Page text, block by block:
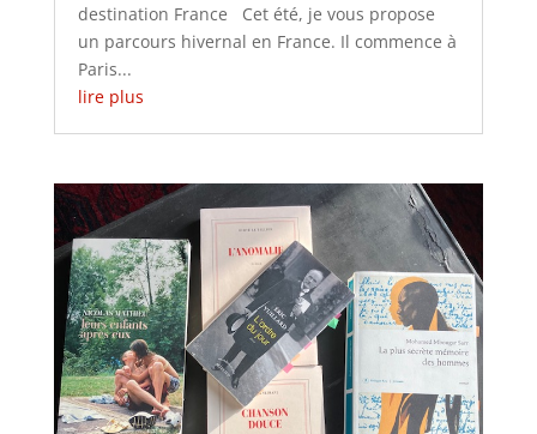
destination France Cet été, je vous propose
un parcours hivernal en France. Il commence à
Paris...
lire plus